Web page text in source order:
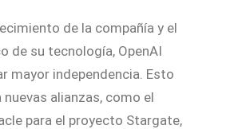
de la compañía y el
de su tecnología, OpenAI
mayor independencia. Esto
nuevas alianzas, como el
para el proyecto Stargate,